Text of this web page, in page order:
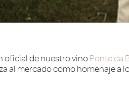
oficial de nuestro vino Ponte da
al mercado como homenaje a